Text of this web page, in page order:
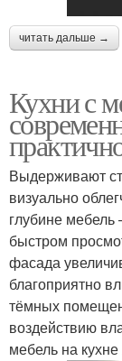
читать дальше →
Кухни с
Выдерживают
визуально
глубине мебель
быстром
фасада
благоприятно
тёмных
воздействию
мебель на